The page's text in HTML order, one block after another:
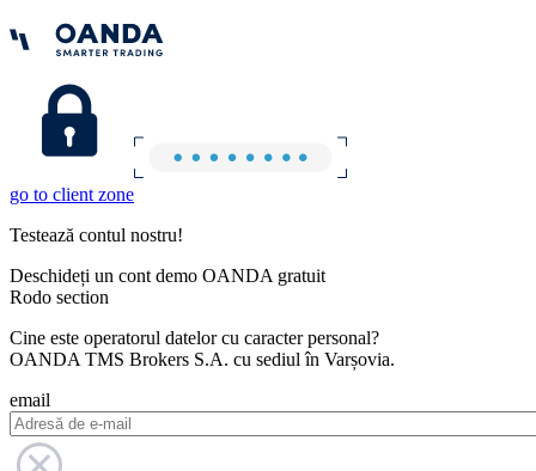
go to client zone
Testează contul nostru!
Deschideți un cont demo OANDA gratuit
Rodo section
Cine este operatorul datelor cu caracter personal?
OANDA TMS Brokers S.A. cu sediul în Varșovia.
email